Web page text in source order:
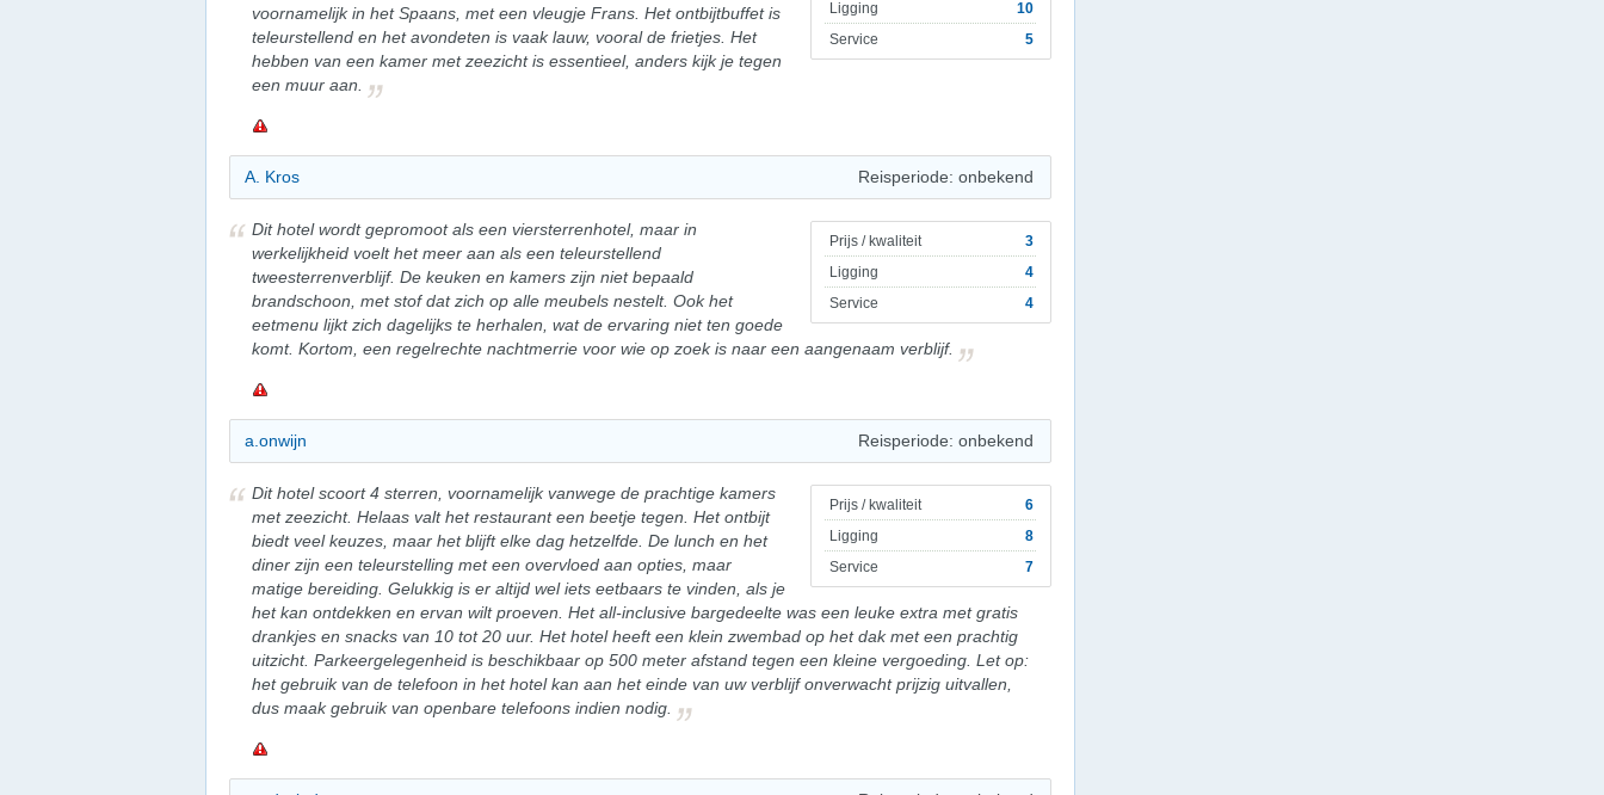
Ligging
10
Service
5
voornamelijk in het Spaans, met een vleugje Frans. Het ontbijtbuffet is
teleurstellend en het avondeten is vaak lauw, vooral de frietjes. Het
hebben van een kamer met zeezicht is essentieel, anders kijk je tegen
een muur aan.
A. Kros Reisperiode: onbekend
Prijs / kwaliteit
3
Ligging
4
Service
4
Dit hotel wordt gepromoot als een viersterrenhotel, maar in
werkelijkheid voelt het meer aan als een teleurstellend
tweesterrenverblijf. De keuken en kamers zijn niet bepaald
brandschoon, met stof dat zich op alle meubels nestelt. Ook het
eetmenu lijkt zich dagelijks te herhalen, wat de ervaring niet ten goede
komt. Kortom, een regelrechte nachtmerrie voor wie op zoek is naar een aangenaam verblijf.
a.onwijn Reisperiode: onbekend
Prijs / kwaliteit
6
Ligging
8
Service
7
Dit hotel scoort 4 sterren, voornamelijk vanwege de prachtige kamers
met zeezicht. Helaas valt het restaurant een beetje tegen. Het ontbijt
biedt veel keuzes, maar het blijft elke dag hetzelfde. De lunch en het
diner zijn een teleurstelling met een overvloed aan opties, maar
matige bereiding. Gelukkig is er altijd wel iets eetbaars te vinden, als je
het kan ontdekken en ervan wilt proeven. Het all-inclusive bargedeelte was een leuke extra met gratis
drankjes en snacks van 10 tot 20 uur. Het hotel heeft een klein zwembad op het dak met een prachtig
uitzicht. Parkeergelegenheid is beschikbaar op 500 meter afstand tegen een kleine vergoeding. Let op:
het gebruik van de telefoon in het hotel kan aan het einde van uw verblijf onverwacht prijzig uitvallen,
dus maak gebruik van openbare telefoons indien nodig.